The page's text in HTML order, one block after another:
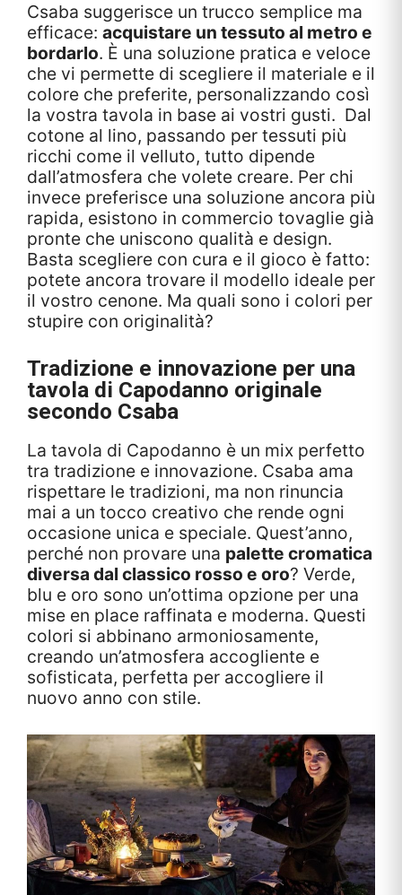
Csaba suggerisce un trucco semplice ma
efficace: acquistare un tessuto al metro e
bordarlo. È una soluzione pratica e veloce
che vi permette di scegliere il materiale e il
colore che preferite, personalizzando così
la vostra tavola in base ai vostri gusti. Dal
cotone al lino, passando per tessuti più
ricchi come il velluto, tutto dipende
dall’atmosfera che volete creare. Per chi
invece preferisce una soluzione ancora più
rapida, esistono in commercio tovaglie già
pronte che uniscono qualità e design.
Basta scegliere con cura e il gioco è fatto:
potete ancora trovare il modello ideale per
il vostro cenone. Ma quali sono i colori per
stupire con originalità?
Tradizione e innovazione per una
tavola di Capodanno originale
secondo Csaba
La tavola di Capodanno è un mix perfetto
tra tradizione e innovazione. Csaba ama
rispettare le tradizioni, ma non rinuncia
mai a un tocco creativo che rende ogni
occasione unica e speciale. Quest’anno,
perché non provare una palette cromatica
diversa dal classico rosso e oro? Verde,
blu e oro sono un’ottima opzione per una
mise en place raffinata e moderna. Questi
colori si abbinano armoniosamente,
creando un’atmosfera accogliente e
sofisticata, perfetta per accogliere il
nuovo anno con stile.